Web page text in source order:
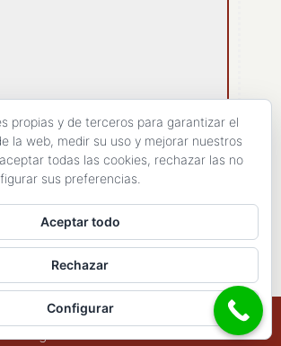
1998- 2026 - Haires Consulting. All
Rights Reserved
propias y de terceros para garantizar el
la web, medir su uso y mejorar nuestros
todas las cookies, rechazar las no
sus preferencias.
Aceptar todo
Rechazar
Configurar